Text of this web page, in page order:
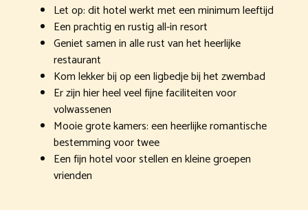
Let op: dit hotel werkt met een minimum leeftijd
Een prachtig en rustig all-in resort
Geniet samen in alle rust van het heerlijke
restaurant
Kom lekker bij op een ligbedje bij het zwembad
Er zijn hier heel veel fijne faciliteiten voor
volwassenen
Mooie grote kamers: een heerlijke romantische
bestemming voor twee
Een fijn hotel voor stellen en kleine groepen
vrienden